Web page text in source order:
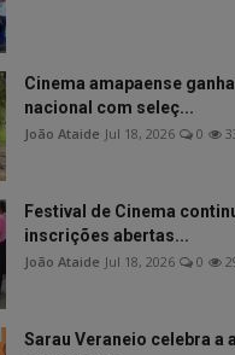
Cinema amapaense
nacional com seleç...
João Ataide Jul 18, 2026 0
Festival de Cinema
inscrições abertas...
João Ataide Jul 18, 2026 0
Sarau Veraneio celebra a